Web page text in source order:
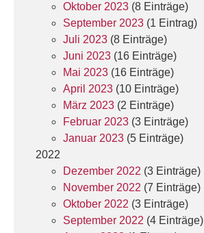
Oktober 2023 (8 Einträge)
September 2023 (1 Eintrag)
Juli 2023 (8 Einträge)
Juni 2023 (16 Einträge)
Mai 2023 (16 Einträge)
April 2023 (10 Einträge)
März 2023 (2 Einträge)
Februar 2023 (3 Einträge)
Januar 2023 (5 Einträge)
2022
Dezember 2022 (3 Einträge)
November 2022 (7 Einträge)
Oktober 2022 (3 Einträge)
September 2022 (4 Einträge)